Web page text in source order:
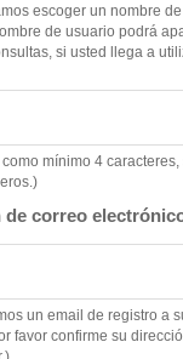
escoger un nombre de
de usuario podrá
si usted llega a
mínimo 4 caracteres,
de correo
un email de registro a
favor confirme su